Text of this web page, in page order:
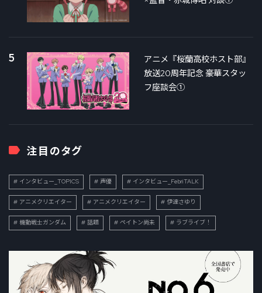
5
アニメ『桜蘭高校ホスト部』
放送20周年記念 豪華スタッ
フ座談会①
注目のタグ
インタビュー_TOPICS 声優 インタビュー_FebriTALK
アニメクリエイター アニメクリエイター 伊達さゆり
機動戦士ガンダム 話題 ペイトン尚未 ラブライブ！